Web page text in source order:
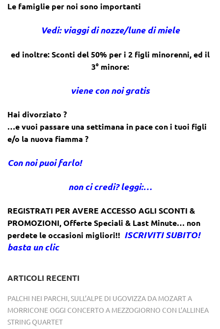
Le famiglie per noi sono importanti
Vedi: viaggi di nozze/lune di miele
ed inoltre: Sconti del 50% per i 2 figli minorenni, ed il
3° minore:
viene con noi gratis
Hai divorziato ?
…e vuoi passare una settimana in pace con i tuoi figli
e/o la nuova fiamma ?
Con noi puoi farlo!
non ci credi? leggi:…
REGISTRATI PER AVERE ACCESSO AGLI SCONTI &
PROMOZIONI,Offerte Speciali & Last Minute… non
perdete le occasioni migliori!! ISCRIVITI SUBITO!
basta un clic
ARTICOLI RECENTI
PALCHI NEI PARCHI, SULL’ALPE DI UGOVIZZA DA MOZART A
MORRICONE OGGI CONCERTO A MEZZOGIORNO CON L’ALLINEA
STRING QUARTET